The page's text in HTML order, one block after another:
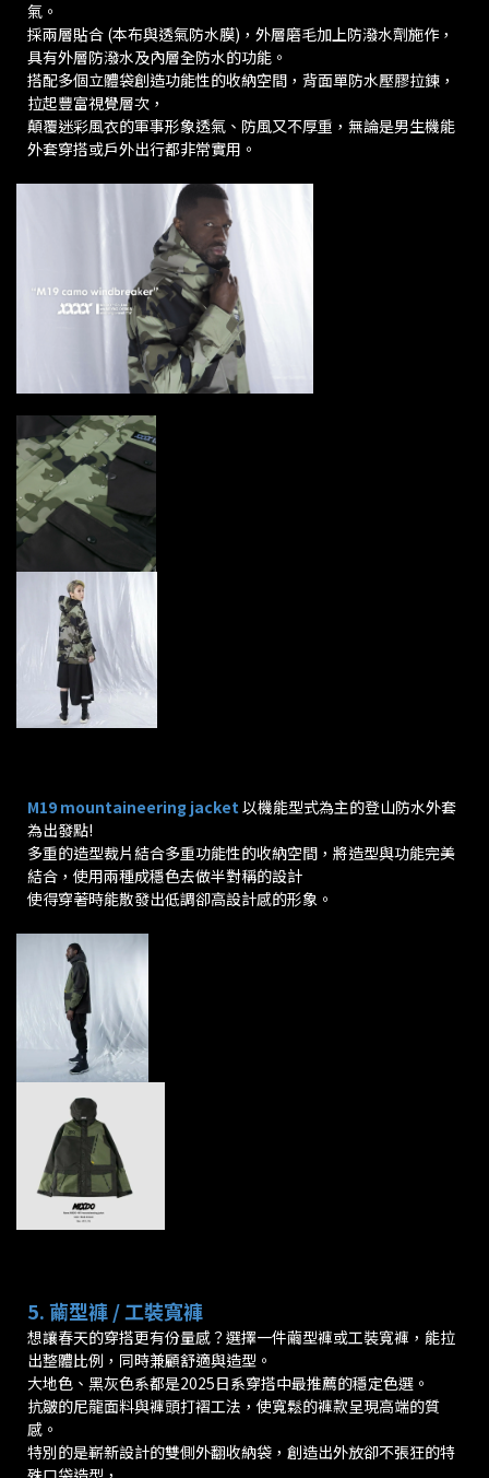
氣。
採兩層貼合 (本布與透氣防水膜)，外層磨毛加上防潑水劑施作，
具有外層防潑水及內層全防水的功能。
搭配多個立體袋創造功能性的收納空間，背面單防水壓膠拉鍊，
拉起豐富視覺層次，
顛覆迷彩風衣的軍事形象透氣、防風又不厚重，無論是男生機能
外套穿搭或戶外出行都非常實用。
M19 mountaineering jacket以機能型式為主的登山防水外套
為出發點!
多重的造型裁片結合多重功能性的收納空間，將造型與功能完美
結合，使用兩種成穩色去做半對稱的設計
使得穿著時能散發出低調卻高設計感的形象。
5. 繭型褲 / 工裝寬褲
想讓春天的穿搭更有份量感？選擇一件繭型褲或工裝寬褲，能拉
出整體比例，同時兼顧舒適與造型。
大地色、黑灰色系都是2025日系穿搭中最推薦的穩定色選。
抗皺的尼龍面料與褲頭打褶工法，使寬鬆的褲款呈現高端的質
感。
特別的是嶄新設計的雙側外翻收納袋，創造出外放卻不張狂的特